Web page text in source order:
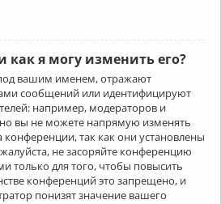
как я могу изменить его?
вашим именем, отражают
сообщений или идентифицируют
например, модераторов и
вы не можете напрямую изменять
так как они установлены
не засоряйте конференцию
только для того, чтобы повысить
конференций это запрещено, и
понизят значение вашего